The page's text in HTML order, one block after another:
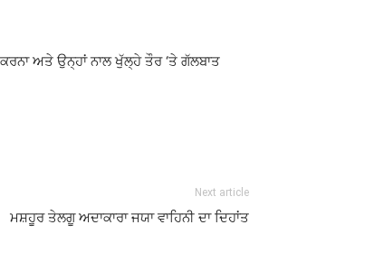
ਅਤੇ ਉਨ੍ਹਾਂ ਨਾਲ ਖੁੱਲ੍ਹੇ ਤੌਰ ‘ਤੇ ਗੱਲਬਾਤ
Next article
ਮਸ਼ਹੂਰ ਤੇਲਗੂ ਅਦਾਕਾਰਾ ਜਯਾ ਵਾਹਿਨੀ ਦਾ ਦਿਹਾਂਤ